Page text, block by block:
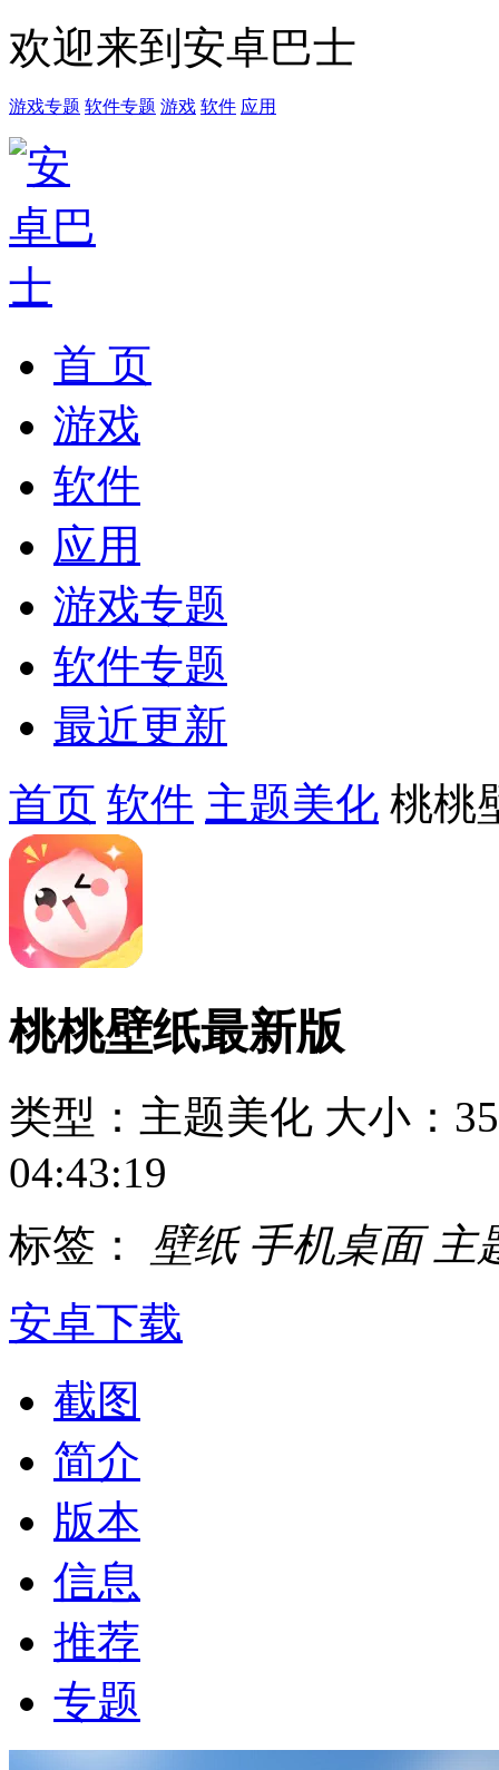
欢迎来到安卓巴士
游戏专题 软件专题 游戏 软件 应用
首 页
游戏
软件
应用
游戏专题
软件专题
最近更新
首页 软件 主题美化 桃桃
桃桃壁纸最新版
类型：主题美化 大小：
04:43:19
标签： 壁纸 手机桌面 主
安卓下载
截图
简介
版本
信息
推荐
专题